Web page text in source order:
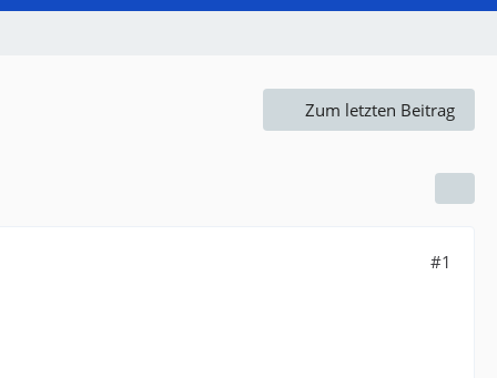
Zum letzten Beitrag
#1